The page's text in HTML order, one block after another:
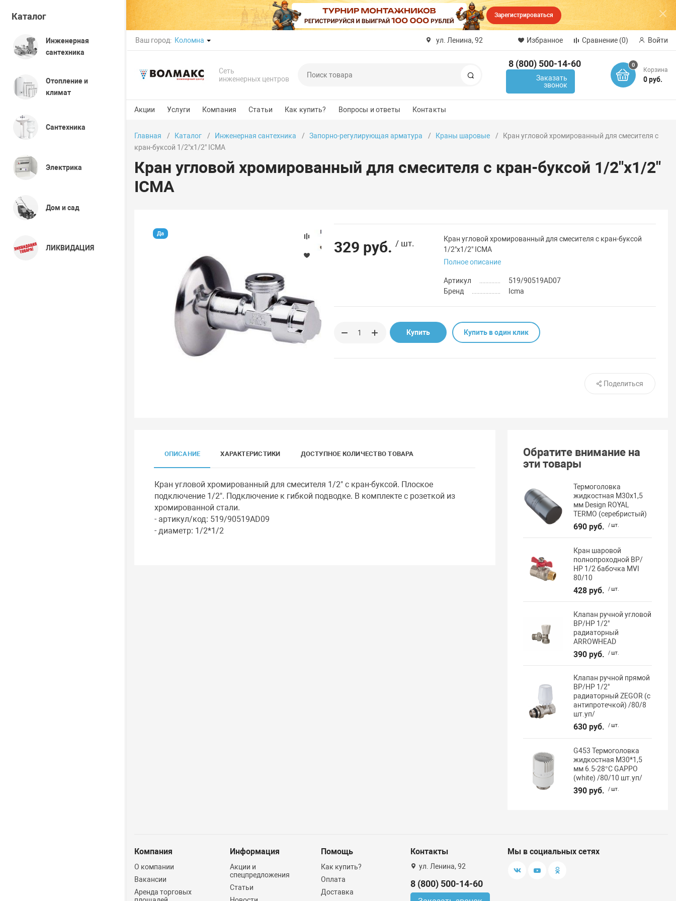
Зарегистрироваться
Ваш город: Коломна ул. Ленина, 92 Избранное Сравнение (0) Войти
Сеть
инженерных центров
8 (800) 500-14-60
Заказать
звонок
0
Корзина
0 руб.
Акции Услуги Компания Статьи Как купить? Вопросы и ответы Контакты
Каталог
Инженерная
сантехника
Отопление и
климат
Сантехника
Электрика
Дом и сад
ЛИКВИДАЦИЯ
Главная Каталог Инженерная сантехника Запорно-регулирующая арматура Краны шаровые
Кран угловой хромированный для смесителя с
кран-буксой 1/2"х1/2" ICMA
Кран угловой хромированный для смесителя с кран-буксой 1/2"х1/2"
ICMA
Да
329 руб. / шт.
Кран угловой хромированный для смесителя с кран-буксой
1/2"х1/2" ICMA
Полное описание
Артикул
519/90519AD07
Бренд
Icma
Купить Купить в один клик
Поделиться
ОПИСАНИЕ ХАРАКТЕРИСТИКИ ДОСТУПНОЕ КОЛИЧЕСТВО ТОВАРА
Кран угловой хромированный для смесителя 1/2" с кран-буксой. Плоское
подключение 1/2". Подключение к гибкой подводке. В комплекте с розеткой из
хромированной стали.
- артикул/код: 519/90519AD09
- диаметр: 1/2*1/2
Обратите внимание на
эти товары
Термоголовка
жидкостная М30х1,5
мм Design ROYAL
TERMO (серебристый)
690 руб. / шт.
Кран шаровой
полнопроходной ВР/
НР 1/2 бабочка MVI
80/10
428 руб. / шт.
Клапан ручной угловой
ВР/НР 1/2"
радиаторный
ARROWHEAD
390 руб. / шт.
Клапан ручной прямой
ВР/НР 1/2"
радиаторный ZEGOR (с
антипротечкой) /80/8
шт.уп/
630 руб. / шт.
G453 Термоголовка
жидкостная М30*1,5
мм 6.5-28°C GAPPO
(white) /80/10 шт.уп/
390 руб. / шт.
Компания
О компании
Вакансии
Аренда торговых
Информация
Акции и
спецпредложения
Статьи
Помощь
Как купить?
Оплата
Доставка
Контакты
ул. Ленина, 92
8 (800) 500-14-60
Мы в социальных сетях